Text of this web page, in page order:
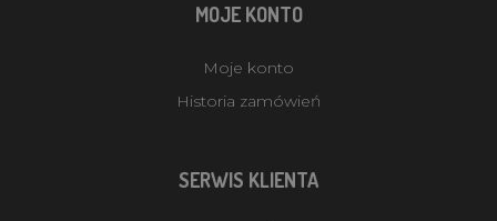
MOJE KONTO
Moje konto
Historia zamówień
SERWIS KLIENTA